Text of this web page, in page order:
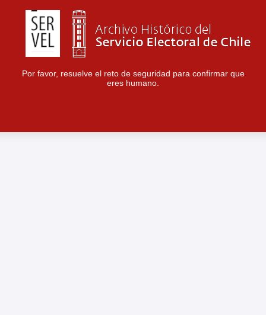
Por favor, resuelve el reto de seguridad para confirmar que
eres humano.